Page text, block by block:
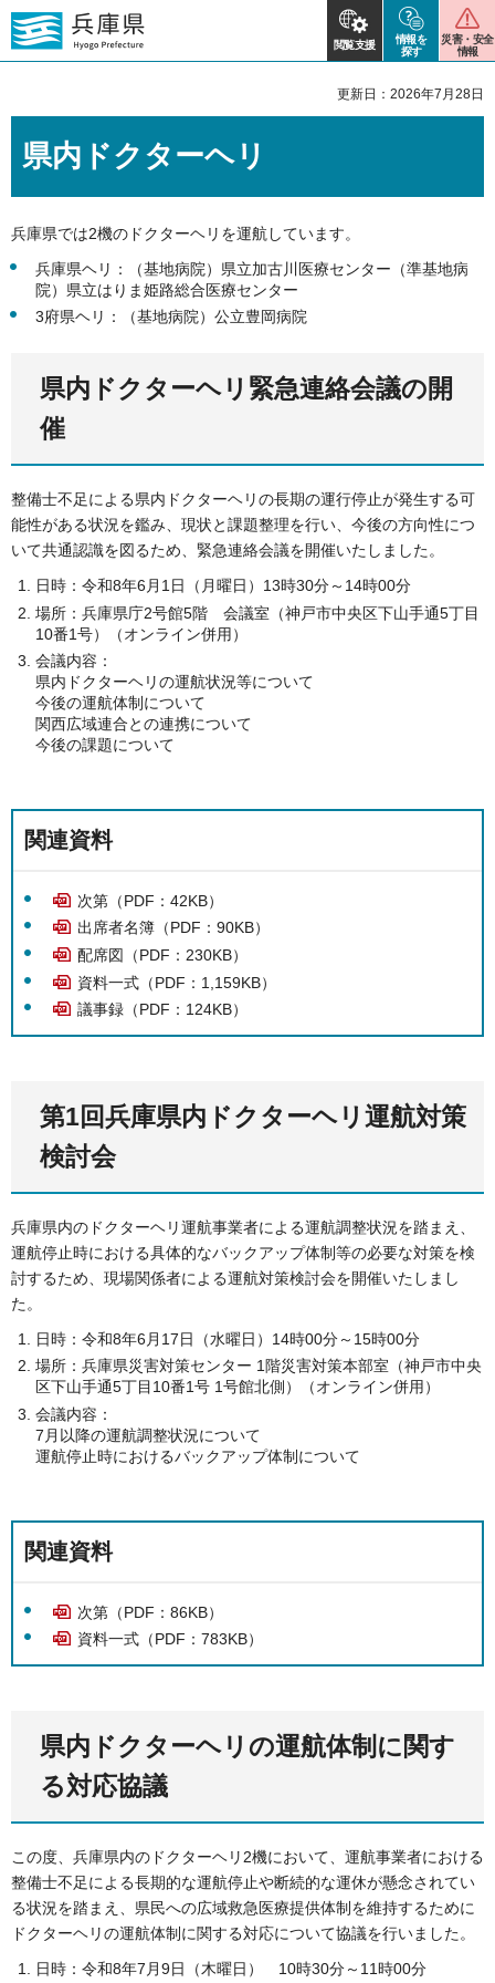
閲覧支援
情報を
探す
災害・安全
情報
更新日：2026年7月28日
県内ドクターヘリ
兵庫県では2機のドクターヘリを運航しています。
兵庫県ヘリ：（基地病院）県立加古川医療センター（準基地病
院）県立はりま姫路総合医療センター
3府県ヘリ：（基地病院）公立豊岡病院
県内ドクターヘリ緊急連絡会議の開
催
整備士不足による県内ドクターヘリの長期の運行停止が発生する可
能性がある状況を鑑み、現状と課題整理を行い、今後の方向性につ
いて共通認識を図るため、緊急連絡会議を開催いたしました。
日時：令和8年6月1日（月曜日）13時30分～14時00分
場所：兵庫県庁2号館5階 会議室（神戸市中央区下山手通5丁目
10番1号）（オンライン併用）
会議内容：
県内ドクターヘリの運航状況等について
今後の運航体制について
関西広域連合との連携について
今後の課題について
関連資料
次第（PDF：42KB）
出席者名簿（PDF：90KB）
配席図（PDF：230KB）
資料一式（PDF：1,159KB）
議事録（PDF：124KB）
第1回兵庫県内ドクターヘリ運航対策
検討会
兵庫県内のドクターヘリ運航事業者による運航調整状況を踏まえ、
運航停止時における具体的なバックアップ体制等の必要な対策を検
討するため、現場関係者による運航対策検討会を開催いたしまし
た。
日時：令和8年6月17日（水曜日）14時00分～15時00分
場所：兵庫県災害対策センター 1階災害対策本部室（神戸市中央
区下山手通5丁目10番1号 1号館北側）（オンライン併用）
会議内容：
7月以降の運航調整状況について
運航停止時におけるバックアップ体制について
関連資料
次第（PDF：86KB）
資料一式（PDF：783KB）
県内ドクターヘリの運航体制に関す
る対応協議
この度、兵庫県内のドクターヘリ2機において、運航事業者における
整備士不足による長期的な運航停止や断続的な運休が懸念されてい
る状況を踏まえ、県民への広域救急医療提供体制を維持するために
ドクターヘリの運航体制に関する対応について協議を行いました。
日時：令和8年7月9日（木曜日） 10時30分～11時00分